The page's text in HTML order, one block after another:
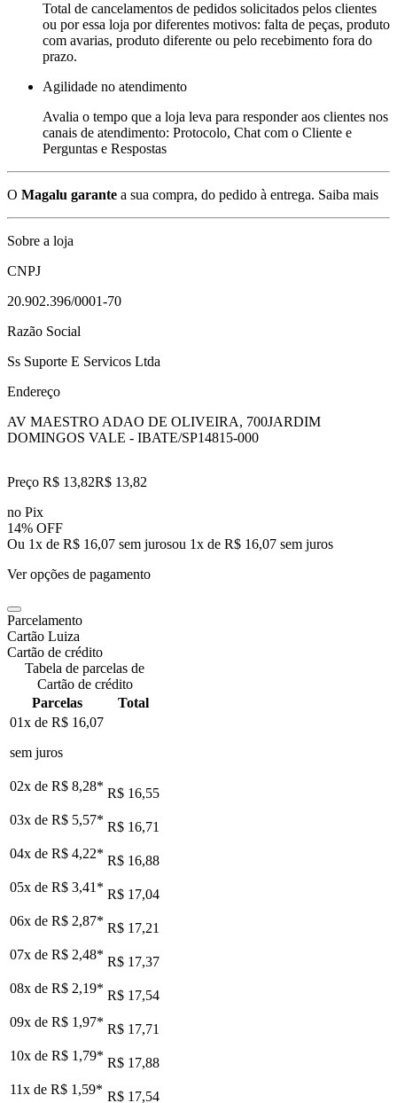
Total de cancelamentos de pedidos solicitados pelos clientes
ou por essa loja por diferentes motivos: falta de peças, produto
com avarias, produto diferente ou pelo recebimento fora do
prazo.
Agilidade no atendimento
Avalia o tempo que a loja leva para responder aos clientes nos
canais de atendimento: Protocolo, Chat com o Cliente e
Perguntas e Respostas
O Magalu garante a sua compra, do pedido à entrega. Saiba mais
Sobre a loja
CNPJ
20.902.396/0001-70
Razão Social
Ss Suporte E Servicos Ltda
Endereço
AV MAESTRO ADAO DE OLIVEIRA, 700JARDIM
DOMINGOS VALE - IBATE/SP14815-000
Preço R$ 13,82R$ 13,82
no Pix
14% OFF
Ou 1x de R$ 16,07 sem jurosou 1x de R$ 16,07 sem juros
Ver opções de pagamento
Parcelamento
Cartão Luiza
Cartão de crédito
Tabela de parcelas de
Cartão de crédito
Parcelas
Total
01x de R$ 16,07
sem juros
02x de R$ 8,28* R$ 16,55
03x de R$ 5,57* R$ 16,71
04x de R$ 4,22* R$ 16,88
05x de R$ 3,41 * R$ 17,04
06x de R$ 2,87* R$ 17,21
07x de R$ 2,48* R$ 17,37
08x de R$ 2,19* R$ 17,54
09x de R$ 1,97* R$ 17,71
10x de R$ 1,79* R$ 17,88
11x de R$ 1,59* R$ 17,54